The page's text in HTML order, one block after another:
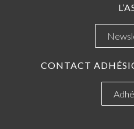
CONTACT